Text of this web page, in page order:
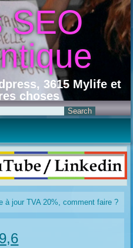
SEO
3615 Mylife et
choses
à jour TVA 20%, comment faire ?